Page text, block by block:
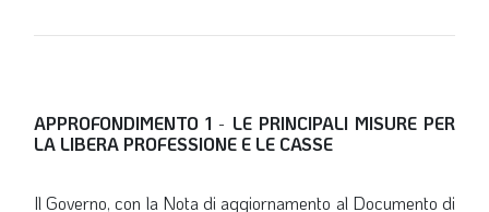
APPROFONDIMENTO 1- LE PRINCIPALI MISURE PER
LA LIBERA PROFESSIONE E LE CASSE
Il Governo, con la Nota di aggiornamento al Documento di